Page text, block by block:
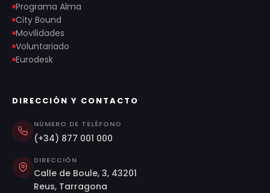
Programa Alma
City Bound
Movilidades
Voluntariado
Eurodesk
DIRECCIÓN Y CONTACTO
NÚMERO DE TELÉFONO
(+34) 877 001 000
DIRECCIÓN
Calle de Boule, 3, 43201
Reus, Tarragona